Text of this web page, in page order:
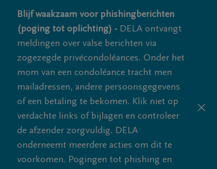
Blijf waakzaam voor phishingberichten
(poging tot oplichting) - DELA ontvangt
meldingen over valse berichten via
zogezegde privécondoléances. Onder het
mom van een condoléance tracht men
mailadressen, andere persoonsgegevens
of een betaling te bekomen. Klik niet op
verdachte links of bijlagen en controleer
de afzender zorgvuldig. DELA
onderneemt meerdere acties om dit te
voorkomen. Pogingen tot phishing en